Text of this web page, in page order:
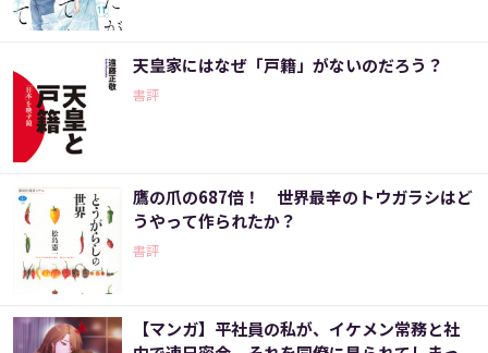
天皇家にはなぜ「戸籍」がないのだろう？
書評
鷹の爪の687倍！ 世界最辛のトウガラシはど
うやって作られたか？
書評
【マンガ】平社員の私が、イケメン常務と社